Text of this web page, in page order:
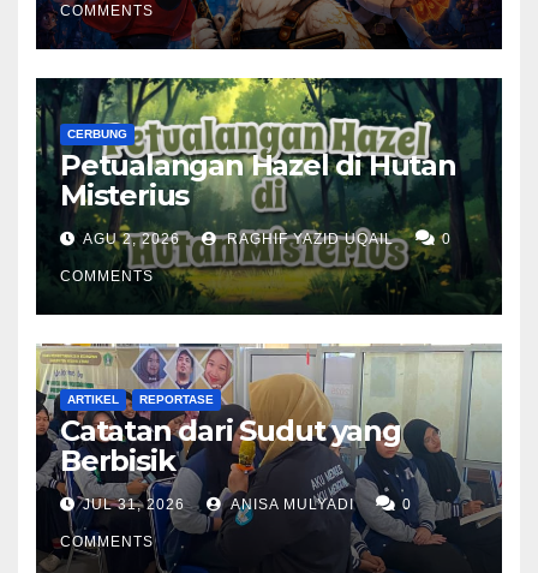
COMMENTS
CERBUNG
Petualangan Hazel di Hutan
Misterius
AGU 2, 2026 RAGHIF YAZID UQAIL 0
COMMENTS
ARTIKEL REPORTASE
Catatan dari Sudut yang
Berbisik
JUL 31, 2026 ANISA MULYADI 0
COMMENTS